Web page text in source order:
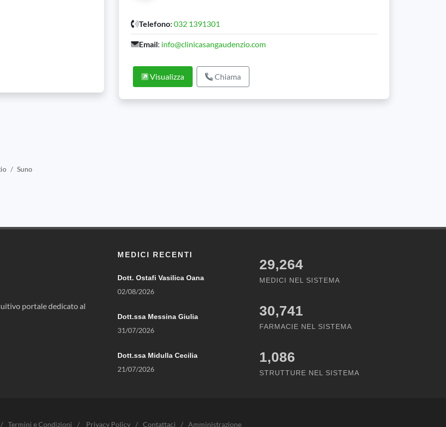
Telefono: 032 1391301
Email: info@clinicasangaudenzio.com
Visualizza Chiama
Suno
portale dedicato al
MEDICI RECENTI
Dott. Ostafi Vasilica Oana
02/08/2026
Dott.ssa Messina Giulia
31/07/2026
Dott.ssa Midulla Cecilia
21/07/2026
29,264
MEDICI NEL SISTEMA
30,741
FARMACIE NEL SISTEMA
1,086
STRUTTURE NEL SISTEMA
/ Termini e Condizioni / Privacy Policy / Contattaci / Amministrazione